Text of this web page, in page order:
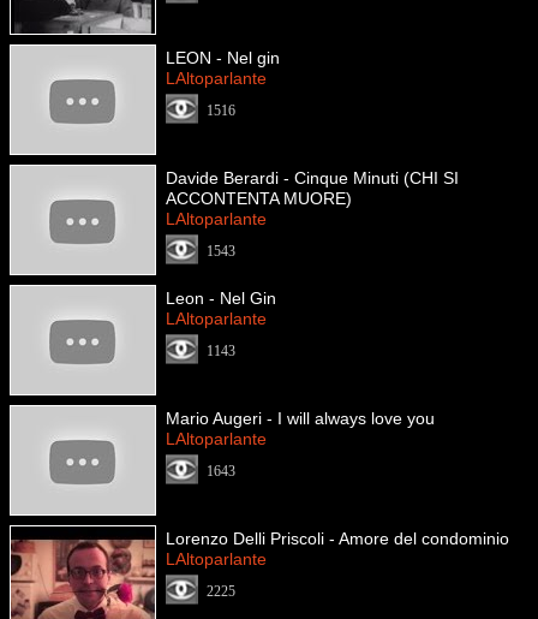
LEON - Nel gin
LAltoparlante
1516
Davide Berardi - Cinque Minuti (CHI SI
ACCONTENTA MUORE)
LAltoparlante
1543
Leon - Nel Gin
LAltoparlante
1143
Mario Augeri - I will always love you
LAltoparlante
1643
Lorenzo Delli Priscoli - Amore del condominio
LAltoparlante
2225